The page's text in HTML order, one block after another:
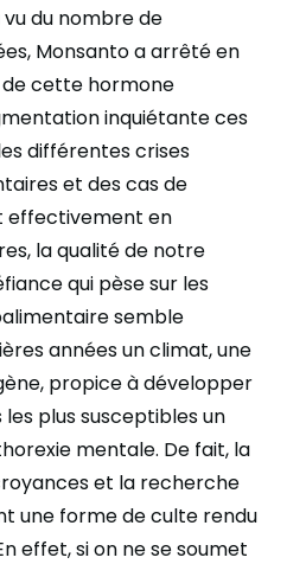
du nombre de
Monsanto a arrêté en
cette hormone
inquiétante ces
différentes crises
et des cas de
en
la qualité de notre
qui pèse sur les
semble
années un climat, une
propice à développer
plus susceptibles un
mentale. De fait, la
et la recherche
une forme de culte rendu
effet, si on ne se soumet